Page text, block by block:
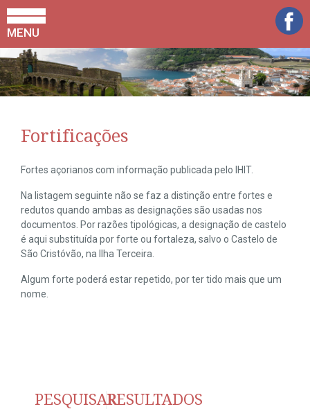
MENU
Fortificações
Fortes açorianos com informação publicada pelo IHIT.
Na listagem seguinte não se faz a distinção entre fortes e
redutos quando ambas as designações são usadas nos
documentos. Por razões tipológicas, a designação de castelo
é aqui substituída por forte ou fortaleza, salvo o Castelo de
São Cristóvão, na Ilha Terceira.
Algum forte poderá estar repetido, por ter tido mais que um
nome.
PESQUISARRESULTADOS